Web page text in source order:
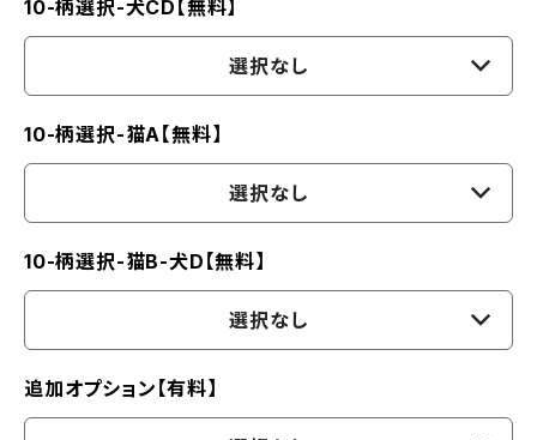
10-柄選択-犬CD【無料】
選択なし
10-柄選択-猫A【無料】
選択なし
10-柄選択-猫B-犬D【無料】
選択なし
追加オプション【有料】